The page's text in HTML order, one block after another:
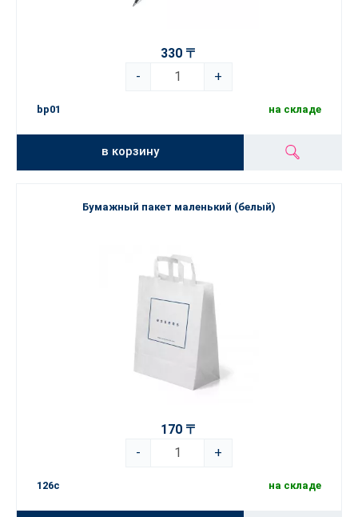
330 〒
-
+
bp01 на складе
в корзину
Бумажный пакет маленький (белый)
170 〒
-
+
126c на складе